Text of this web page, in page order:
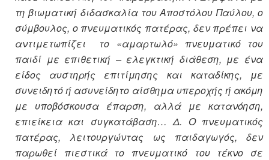
τη βιωματική διδασκαλία του Αποστόλου Παύλου, ο
σύμβουλος, ο πνευματικός πατέρας, δεν πρέπει να
αντιμετωπίζει το «αμαρτωλό» πνευματικό του
παιδί με επιθετική – ελεγκτική διάθεση, με ένα
είδος αυστηρής επιτίμησης και καταδίκης, με
συνειδητό ή ασυνείδητο αίσθημα υπεροχής ή ακόμη
με υποβόσκουσα έπαρση, αλλά με κατανόηση,
επιείκεια και συγκατάβαση… Δ. Ο πνευματικός
πατέρας, λειτουργώντας ως παιδαγωγός, δεν
παρωθεί πιεστικά το πνευματικό του τέκνο σε